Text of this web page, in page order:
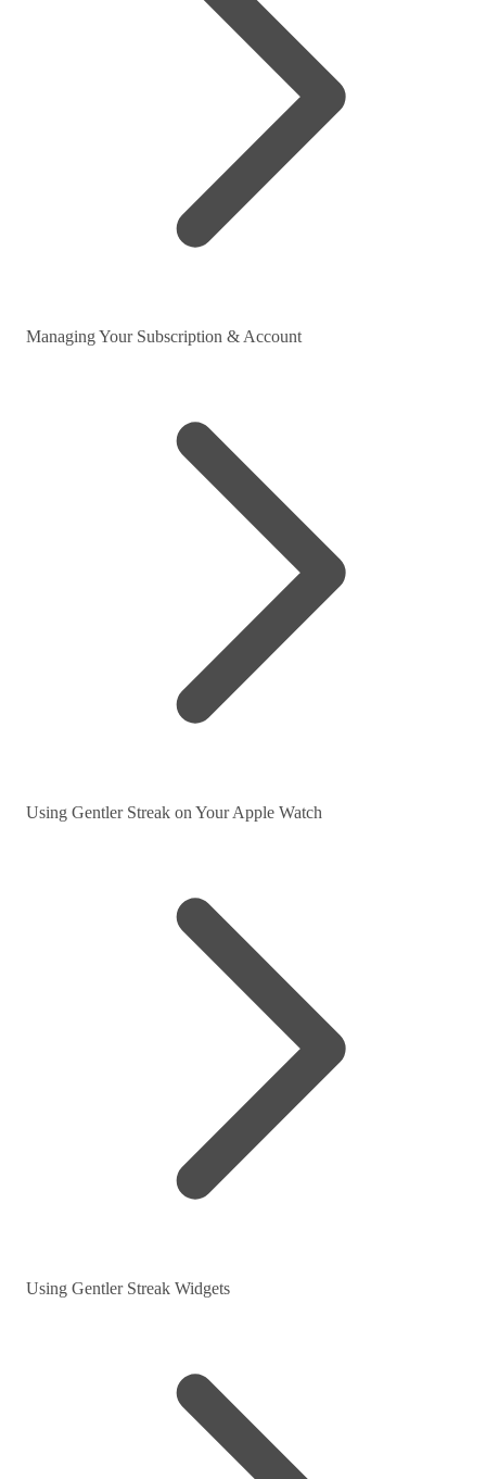
Managing Your Subscription & Account
Using Gentler Streak on Your Apple Watch
Using Gentler Streak Widgets